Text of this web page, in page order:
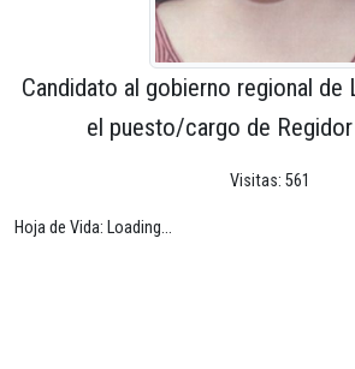
Candidato al gobierno regional de
el puesto/cargo de
Visitas: 561
Hoja de Vida: Loading...